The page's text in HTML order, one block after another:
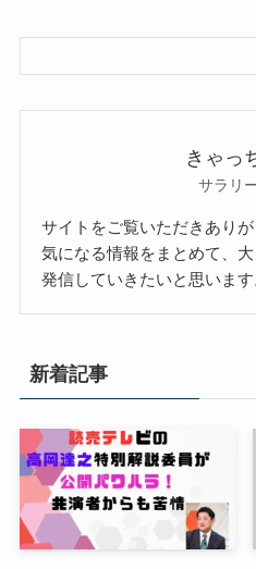
きゃっ
サラリ
サイトをご覧いただきありが
気になる情報をまとめて、大
発信していきたいと思います
新着記事